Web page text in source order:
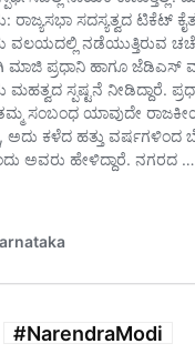
#NarendraModi